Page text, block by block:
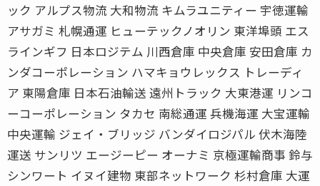
ック アルプス物流 大和物流 キムラユニティー 宇徳運輸
アサガミ 札幌通運 ヒューテックノオリン 東洋埠頭 エス
ラインギフ 日本ロジテム 川西倉庫 中央倉庫 安田倉庫 カ
ンダコーポレーション ハマキョウレックス トレーディ
ア 東陽倉庫 日本石油輸送 遠州トラック 大東港運 リンコ
ーコーポレーション タカセ 南総通運 兵機海運 大宝運輸
中央運輸 ジェイ・ブリッジ バンダイロジパル 伏木海陸
運送 サンリツ エージーピー オーナミ 京極運輸商事 鈴与
シンワート イヌイ建物 東部ネットワーク 杉村倉庫 大運